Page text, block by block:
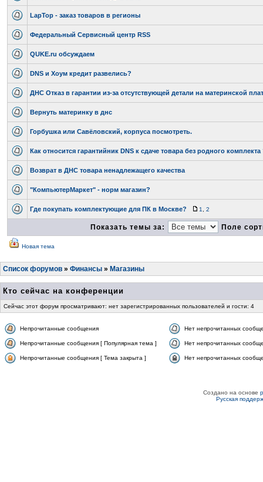
LapTop - заказ товаров в регионы
Федеральный Сервисный центр RSS
QUKE.ru обсуждаем
DNS и Хоум кредит развелись?
ДНС Отказ в гарантии из-за отсутствующей детали на материнской
Вернуть материнку в днс
Горбушка или Савёловский, корпуса посмотреть.
Как относится гарантийник DNS к сдаче товара без родного комплекта
Возврат в ДНС товара ненадлежащего качества
"КомпьютерМаркет" - норм магазин?
Где покупать комплектующие для ПК в Москве? 1 2
Показать темы за: Поле
Новая тема
Список форумов » Финансы » Магазины
Кто сейчас на конференции
Сейчас этот форум просматривают: нет зарегистрированных пользователей и гости: 4
Непрочитанные сообщения Нет непрочитанных
Непрочитанные сообщения [ Популярная тема ] Нет непрочитанных
Непрочитанные сообщения [ Тема закрыта ] Нет непрочитанных
Создано на основе
Русская